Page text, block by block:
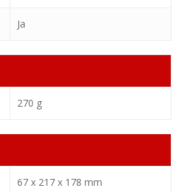
Ja
270 g
67 x 217 x 178 mm